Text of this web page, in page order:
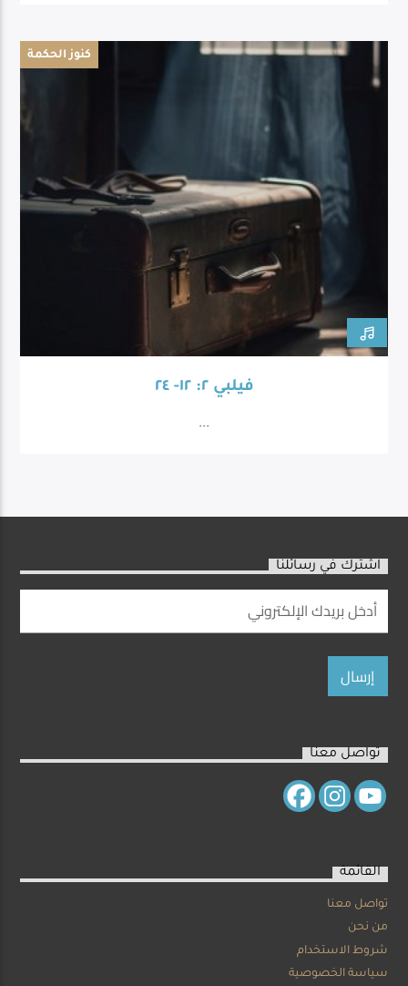
كنوز الحكمة
فيلبي ٢: ١٢- ٢٤
...
اشترك في رسائلنا
تواصل معنا
القائمة
تواصل معنا
من نحن
شروط الاستخدام
سياسة الخصوصية